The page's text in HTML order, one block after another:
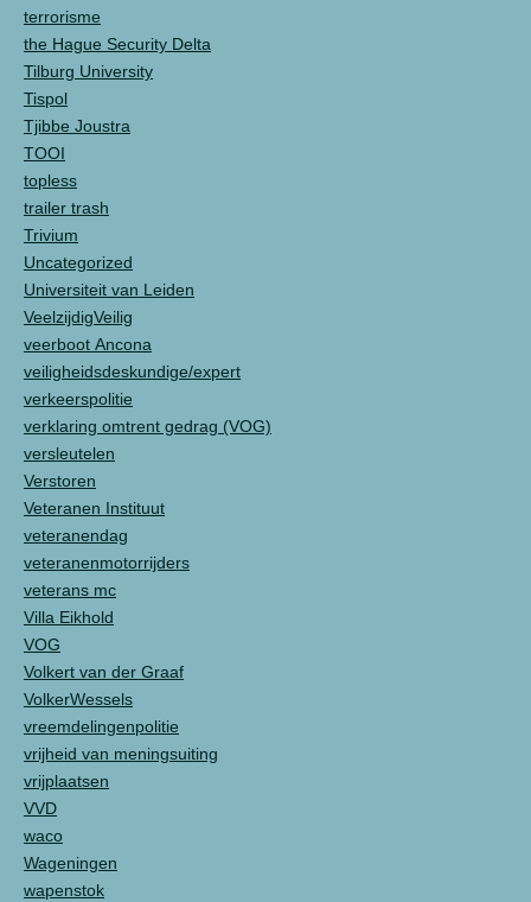
terrorisme
the Hague Security Delta
Tilburg University
Tispol
Tjibbe Joustra
TOOI
topless
trailer trash
Trivium
Uncategorized
Universiteit van Leiden
VeelzijdigVeilig
veerboot Ancona
veiligheidsdeskundige/expert
verkeerspolitie
verklaring omtrent gedrag (VOG)
versleutelen
Verstoren
Veteranen Instituut
veteranendag
veteranenmotorrijders
veterans mc
Villa Eikhold
VOG
Volkert van der Graaf
VolkerWessels
vreemdelingenpolitie
vrijheid van meningsuiting
vrijplaatsen
VVD
waco
Wageningen
wapenstok